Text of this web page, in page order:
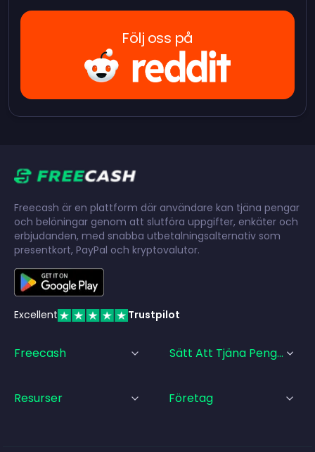
Följ oss på
Freecash är en plattform där användare kan tjäna pengar
och belöningar genom att slutföra uppgifter, enkäter och
erbjudanden, med snabba utbetalningsalternativ som
presentkort, PayPal och kryptovalutor.
Excellent Trustpilot
Freecash Sätt Att Tjäna Pengar
Resurser Företag